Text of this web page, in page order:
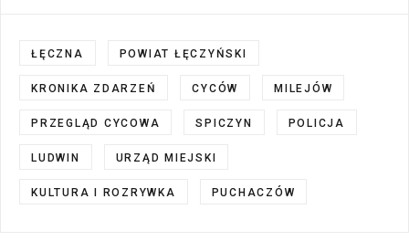
ŁĘCZNA POWIAT ŁĘCZYŃSKI
KRONIKA ZDARZEŃ CYCÓW MILEJÓW
PRZEGLĄD CYCOWA SPICZYN POLICJA
LUDWIN URZĄD MIEJSKI
KULTURA I ROZRYWKA PUCHACZÓW